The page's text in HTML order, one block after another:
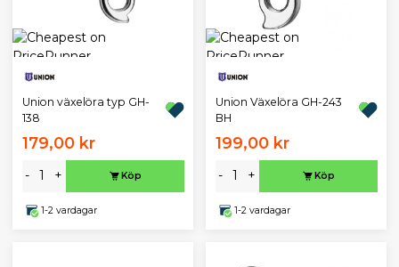
Union växelöra typ GH-
138
179,00 kr
- + Köp
1-2 vardagar
Union Växelöra GH-243
BH
199,00 kr
- + Köp
1-2 vardagar